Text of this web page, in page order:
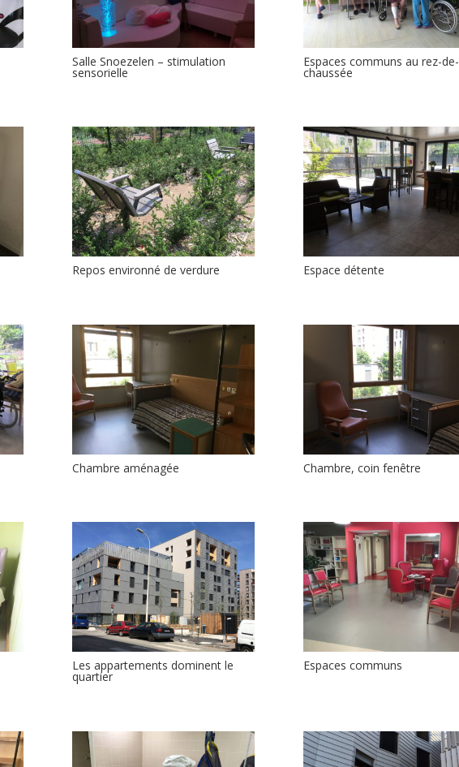
Salle Snoezelen – stimulation
sensorielle
Espaces communs au rez-de-
chaussée
Repos environné de verdure Espace détente
Chambre aménagée Chambre, coin fenêtre
Les appartements dominent le
quartier
Espaces communs